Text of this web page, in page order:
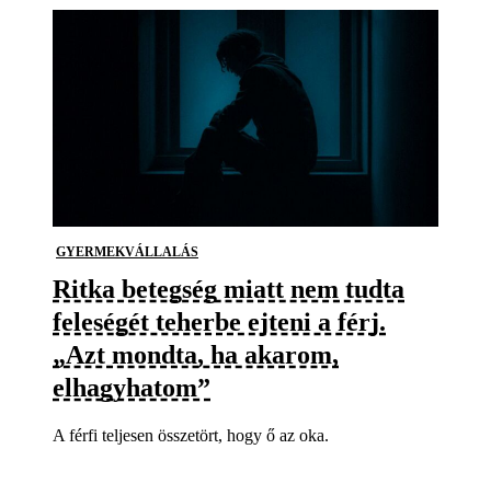
GYERMEKVÁLLALÁS
Ritka betegség miatt nem tudta
feleségét teherbe ejteni a férj.
„Azt mondta, ha akarom,
elhagyhatom”
A férfi teljesen összetört, hogy ő az oka.